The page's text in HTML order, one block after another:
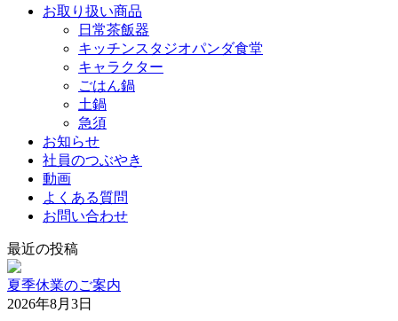
お取り扱い商品
日常茶飯器
キッチンスタジオパンダ食堂
キャラクター
ごはん鍋
土鍋
急須
お知らせ
社員のつぶやき
動画
よくある質問
お問い合わせ
最近の投稿
夏季休業のご案内
2026年8月3日